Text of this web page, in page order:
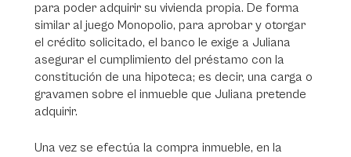
para poder adquirir su vivienda propia. De forma
similar al juego Monopolio, para aprobar y otorgar
el crédito solicitado, el banco le exige a Juliana
asegurar el cumplimiento del préstamo con la
constitución de una hipoteca; es decir, una carga o
gravamen sobre el inmueble que Juliana pretende
adquirir.
Una vez se efectúa la compra inmueble, en la